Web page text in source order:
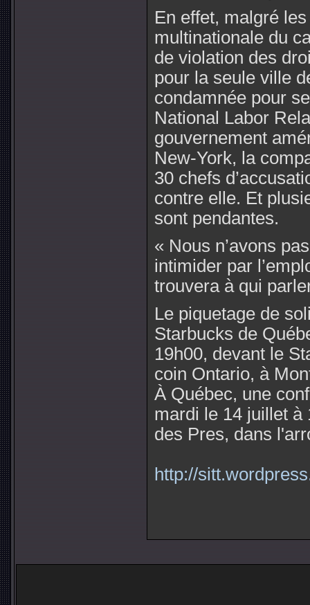
En effet, malgré
multinationale du
de violation des
pour la seule ville
condamnée pour
National Labor
gouvernement
New-York, la
30 chefs
contre elle. Et
sont pendantes.
« Nous n’avons
intimider par
trouvera à qui
Le piquetage de
Starbucks de
19h00, devant le
coin Ontario, à
À Québec, une
mardi le 14 juillet à
des Pres, dans
http://